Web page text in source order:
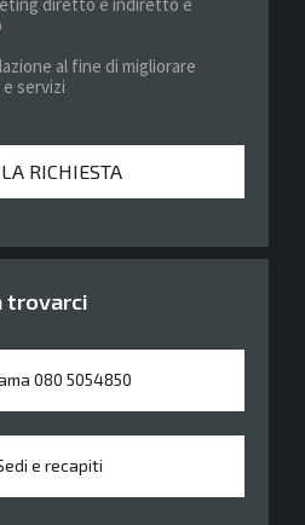
al fine di migliorare
servizi
RICHIESTA
trovarci
080 5054850
e recapiti